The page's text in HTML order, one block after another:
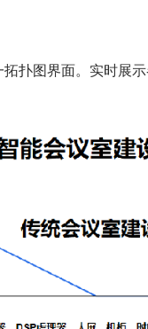
扑图界面。实时展